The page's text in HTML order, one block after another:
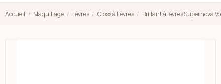
Accueil Maquillage Lèvres Gloss à Lèvres Brillant à lèvres Supernova